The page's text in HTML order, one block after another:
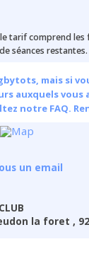
tarif comprend les
séances restantes.
mais si
auxquels vous
notre FAQ.
un email
la foret ,